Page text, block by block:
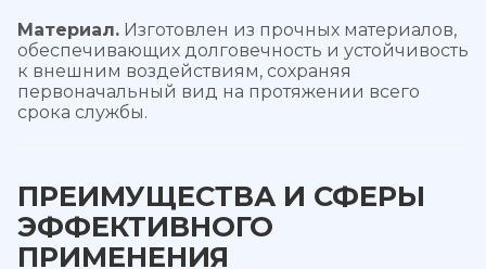
Материал. Изготовлен из прочных материалов,
обеспечивающих долговечность и устойчивость
к внешним воздействиям, сохраняя
первоначальный вид на протяжении всего
срока службы.
ПРЕИМУЩЕСТВА И СФЕРЫ
ЭФФЕКТИВНОГО
ПРИМЕНЕНИЯ